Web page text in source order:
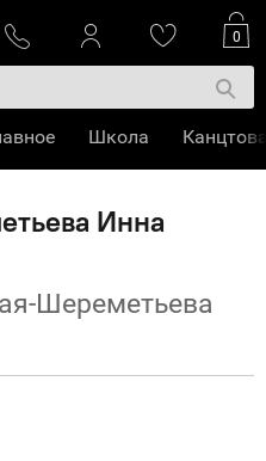
Инна
Шереметьева
0
Школа